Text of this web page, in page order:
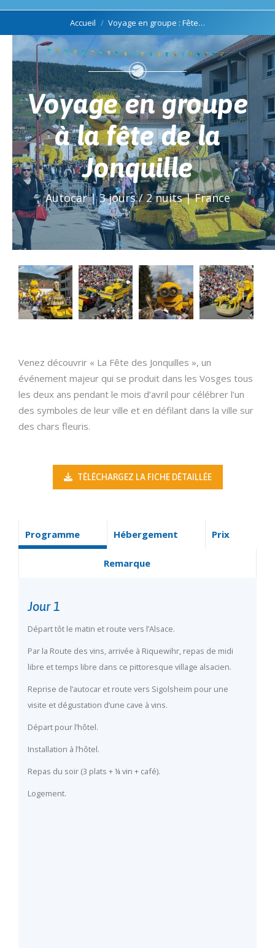
Vous êtes ici :
Accueil Voyage en groupe : Fête…
Voyage en groupe
à la fête de la
Jonquille
Autocar | 3 jours / 2 nuits | France
Venez découvrir « La Fête des Jonquilles », un
événement majeur qui se produit dans les Vosges tous
les deux ans pendant le mois d’avril pour célébrer l’un
des symboles de leur ville et en défilant dans la ville sur
des chars fleuris.
TÉLÉCHARGEZ LA FICHE DÉTAILLÉE
Programme Hébergement Prix
Remarque
Jour 1
Départ tôt le matin et route vers l’Alsace.
Par la Route des vins, arrivée à Riquewihr, repas de midi
libre et temps libre dans ce pittoresque village alsacien.
Reprise de l’autocar et route vers Sigolsheim pour une
visite et dégustation d’une cave à vins.
Départ pour l’hôtel.
Installation à l’hôtel.
Repas du soir (3 plats + ¼ vin + café).
Logement.